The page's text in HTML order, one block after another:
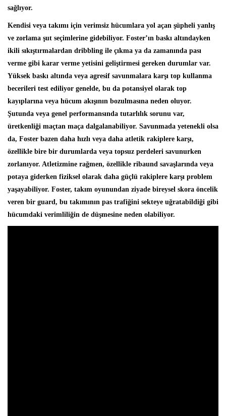
sağlıyor.
Kendisi veya takımı için verimsiz hücumlara yol açan şüpheli yanlış
ve zorlama şut seçimlerine gidebiliyor. Foster’ın baskı altındayken
ikili sıkıştırmalardan dribbling ile çıkma ya da zamanında pası
verme gibi karar verme yetisini geliştirmesi gereken durumlar var.
Yüksek baskı altında veya agresif savunmalara karşı top kullanma
becerileri test ediliyor genelde, bu da potansiyel olarak top
kayıplarına veya hücum akışının bozulmasına neden oluyor.
Şutunda veya genel performansında tutarlılık sorunu var,
üretkenliği maçtan maça dalgalanabiliyor. Savunmada yetenekli olsa
da, Foster bazen daha hızlı veya daha atletik rakiplere karşı,
özellikle bire bir durumlarda veya topsuz perdeleri savunurken
zorlanıyor. Atletizmine rağmen, özellikle ribaund savaşlarında veya
potaya giderken fiziksel olarak daha güçlü rakiplere karşı problem
yaşayabiliyor. Foster, takım oyunundan ziyade bireysel skora öncelik
veren bir guard, bu takımının pas trafiğini sekteye uğratabildiği gibi
hücumdaki verimliliğin de düşmesine neden olabiliyor.